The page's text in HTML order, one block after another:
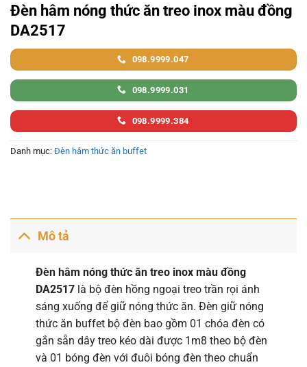
Đèn hâm nóng thức ăn treo inox màu đồng
DA2517
098.9999.047
098.9999.031
098.9999.384
Danh mục: Đèn hâm thức ăn buffet
Mô tả
Đèn hâm nóng thức ăn treo inox màu đồng
DA2517là bộ đèn hồng ngoại treo trần rọi ánh
sáng xuống để giữ nóng thức ăn. Đèn giữ nóng
thức ăn buffet bộ đèn bao gồm 01 chóa đèn có
gắn sẵn dây treo kéo dài được 1m8 theo bộ đèn
và 01 bóng đèn với đuôi bóng đèn theo chuẩn